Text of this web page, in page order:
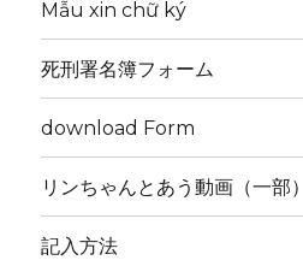
Mẫu xin chữ ký
死刑署名簿フォーム
download Form
リンちゃんとあう動画（一部）
記入方法